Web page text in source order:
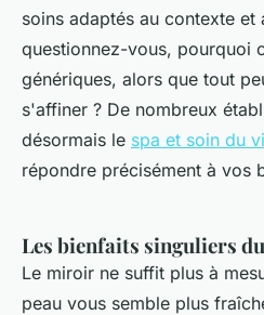
soins adaptés au contexte et
questionnez-vous, pourquoi
génériques, alors que tout
s'affiner ? De nombreux
désormais le spa et soin du
répondre précisément à vos
Les bienfaits singuliers
Le miroir ne suffit plus à
peau vous semble plus